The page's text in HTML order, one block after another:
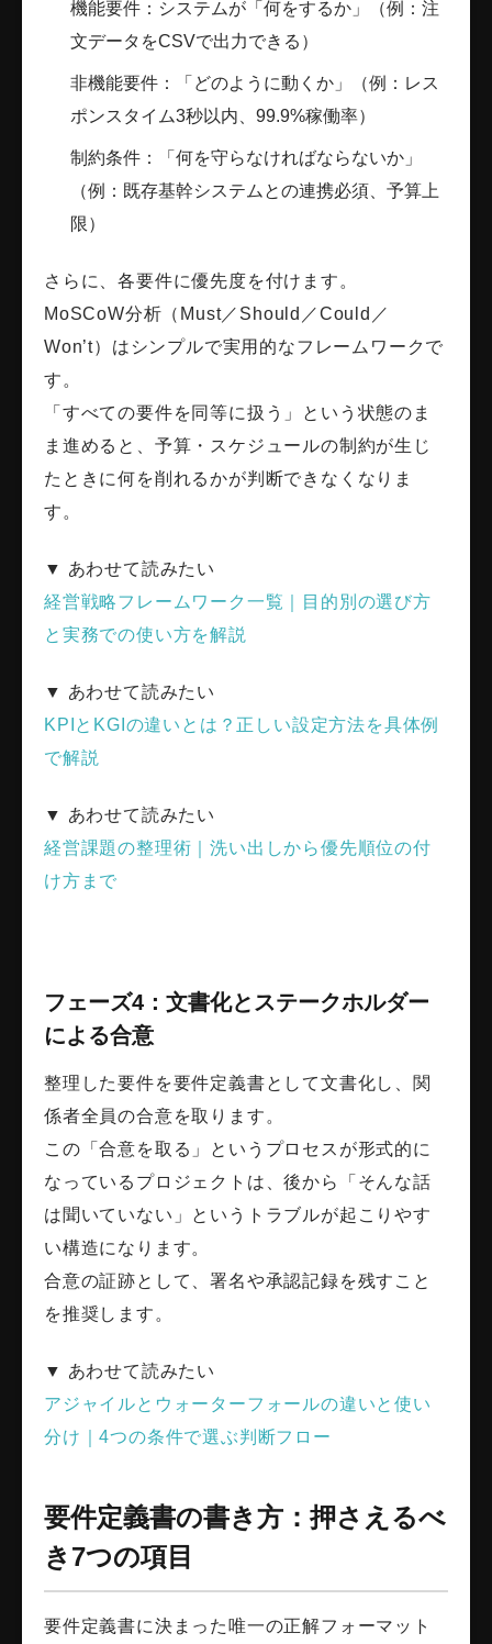
機能要件：システムが「何をするか」（例：注
文データをCSVで出力できる）
非機能要件：「どのように動くか」（例：レス
ポンスタイム3秒以内、99.9%稼働率）
制約条件：「何を守らなければならないか」
（例：既存基幹システムとの連携必須、予算上
限）
さらに、各要件に優先度を付けます。
MoSCoW分析（Must／Should／Could／
Won’t）はシンプルで実用的なフレームワークで
す。
「すべての要件を同等に扱う」という状態のま
ま進めると、予算・スケジュールの制約が生じ
たときに何を削れるかが判断できなくなりま
す。
▼ あわせて読みたい
経営戦略フレームワーク一覧｜目的別の選び方
と実務での使い方を解説
▼ あわせて読みたい
KPIとKGIの違いとは？正しい設定方法を具体例
で解説
▼ あわせて読みたい
経営課題の整理術｜洗い出しから優先順位の付
け方まで
フェーズ4：文書化とステークホルダー
による合意
整理した要件を要件定義書として文書化し、関
係者全員の合意を取ります。
この「合意を取る」というプロセスが形式的に
なっているプロジェクトは、後から「そんな話
は聞いていない」というトラブルが起こりやす
い構造になります。
合意の証跡として、署名や承認記録を残すこと
を推奨します。
▼ あわせて読みたい
アジャイルとウォーターフォールの違いと使い
分け｜4つの条件で選ぶ判断フロー
要件定義書の書き方：押さえるべ
き7つの項目
要件定義書に決まった唯一の正解フォーマット